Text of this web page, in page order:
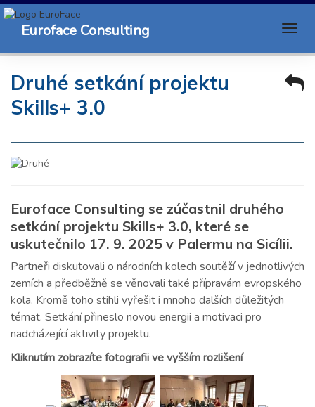
Euroface Consulting
Druhé setkání projektu
Skills+ 3.0
Euroface Consulting se zúčastnil druhého
setkání projektu Skills+ 3.0, které se
uskutečnilo 17. 9. 2025 v Palermu na Sicílii.
Partneři diskutovali o národních kolech soutěží v jednotlivých
zemích a předběžně se věnovali také přípravám evropského
kola. Kromě toho stihli vyřešit i mnoho dalších důležitých
témat. Setkání přineslo novou energii a motivaci pro
nadcházející aktivity projektu.
Kliknutím zobrazíte fotografii ve vyšším rozlišení